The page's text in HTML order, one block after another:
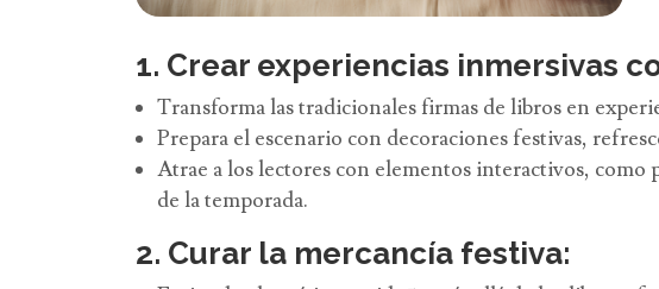
1. Crear experiencias inmersivas
Transforma las tradicionales firmas de libros en
Prepara el escenario con decoraciones festivas,
Atrae a los lectores con elementos interactivos, como
de la temporada.
2. Curar la mercancía festiva: